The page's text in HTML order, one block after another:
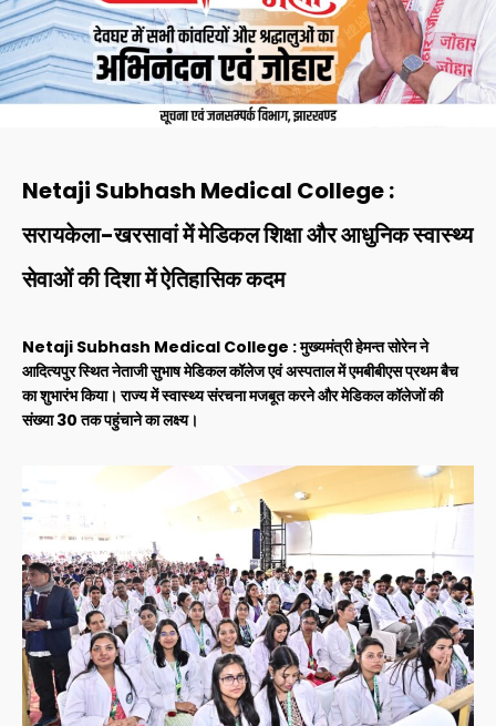
Netaji Subhash Medical College :
सरायकेला-खरसावां में मेडिकल शिक्षा और आधुनिक स्वास्थ्य
सेवाओं की दिशा में ऐतिहासिक कदम
Netaji Subhash Medical College : मुख्यमंत्री हेमन्त सोरेन ने
आदित्यपुर स्थित नेताजी सुभाष मेडिकल कॉलेज एवं अस्पताल में एमबीबीएस प्रथम बैच
का शुभारंभ किया। राज्य में स्वास्थ्य संरचना मजबूत करने और मेडिकल कॉलेजों की
संख्या 30 तक पहुंचाने का लक्ष्य।